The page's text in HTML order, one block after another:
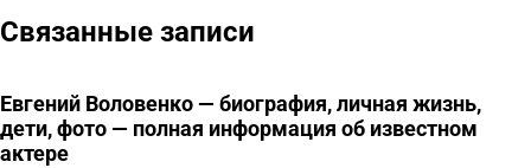
Связанные записи
Евгений Воловенко — биография, личная жизнь,
дети, фото — полная информация об известном
актере